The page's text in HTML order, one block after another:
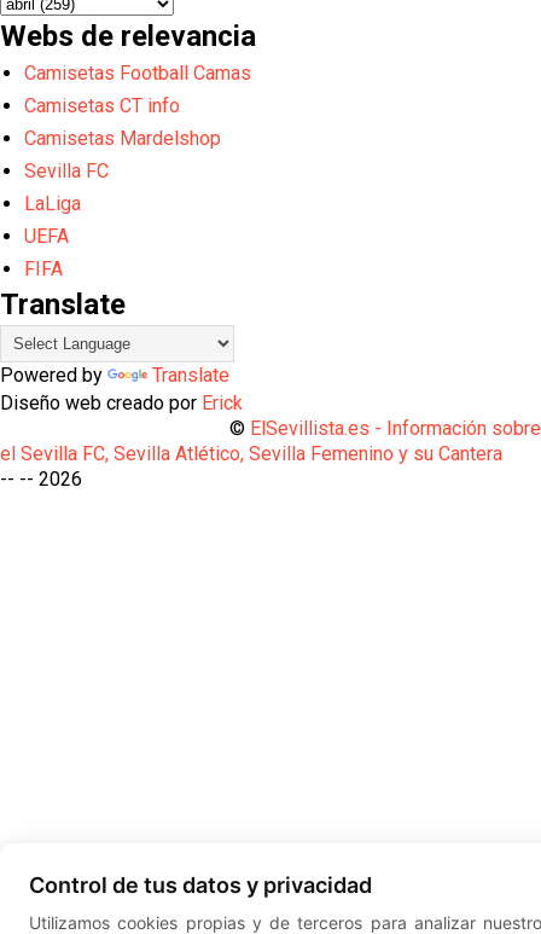
Webs de relevancia
Camisetas Football Camas
Camisetas CT info
Camisetas Mardelshop
Sevilla FC
LaLiga
UEFA
FIFA
Translate
Powered by
Translate
Diseño web creado por Erick
© ElSevillista.es - Información sobre
el Sevilla FC, Sevilla Atlético, Sevilla Femenino y su Cantera
-- --
Control de tus datos y privacidad
Utilizamos cookies propias y de terceros para analizar
2026